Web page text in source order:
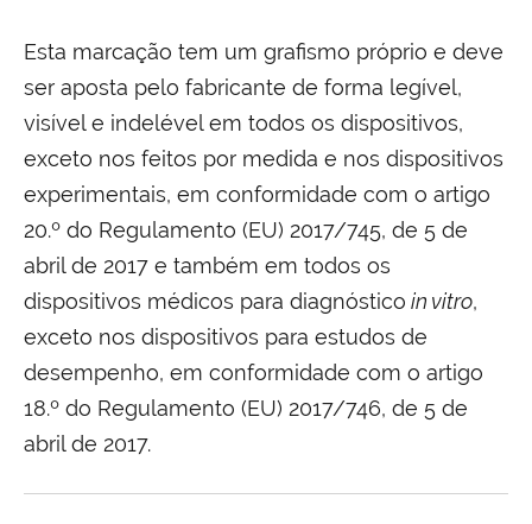
Esta marcação tem um grafismo próprio e deve
ser aposta pelo fabricante de forma legível,
visível e indelével em todos os dispositivos,
exceto nos feitos por medida e nos dispositivos
experimentais, em conformidade com o artigo
20.º do Regulamento (EU) 2017/745, de 5 de
abril de 2017 e também em todos os
dispositivos médicos para diagnóstico in vitro,
exceto nos dispositivos para estudos de
desempenho, em conformidade com o artigo
18.º do Regulamento (EU) 2017/746, de 5 de
abril de 2017.